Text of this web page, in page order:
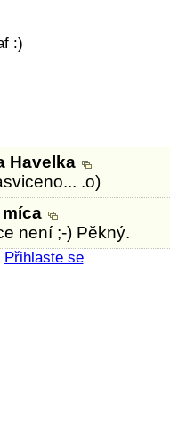
:)
Havelka
.o)
míca
není ;-) Pěkný.
Přihlaste se